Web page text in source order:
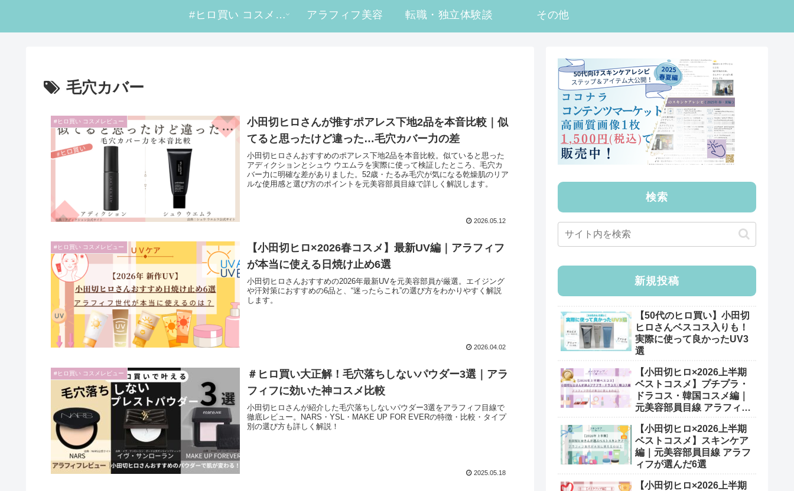
#ヒロ買い コスメレビュー アラフィフ美容 転職・独立体験談 その他
毛穴カバー
#ヒロ買い コスメレビュー
小田切ヒロさんが推すポアレス下地2品を本音比較｜似
てると思ったけど違った…毛穴カバー力の差
小田切ヒロさんおすすめのポアレス下地2品を本音比較。似ていると思った
アディクションとシュウ ウエムラを実際に使って検証したところ、毛穴カ
バー力に明確な差がありました。52歳・たるみ毛穴が気になる乾燥肌のリア
ルな使用感と選び方のポイントを元美容部員目線で詳しく解説します。
2026.05.12
#ヒロ買い コスメレビュー
【小田切ヒロ×2026春コスメ】最新UV編｜アラフィフ
が本当に使える日焼け止め6選
小田切ヒロさんおすすめの2026年最新UVを元美容部員が厳選。エイジング
や汗対策におすすめの6品と、“迷ったらこれ”の選び方をわかりやすく解説
します。
2026.04.02
#ヒロ買い コスメレビュー
＃ヒロ買い大正解！毛穴落ちしないパウダー3選｜アラ
フィフに効いた神コスメ比較
小田切ヒロさんが紹介した毛穴落ちしないパウダー3選をアラフィフ目線で
徹底レビュー。NARS・YSL・MAKE UP FOR EVERの特徴・比較・タイプ
別の選び方も詳しく解説！
2025.05.18
検索
新規投稿
【50代のヒロ買い】小田切
ヒロさんベスコス入りも！
実際に使って良かったUV3
選
【小田切ヒロ×2026上半期
ベストコスメ】プチプラ・
ドラコス・韓国コスメ編｜
元美容部員目線 アラフィフ
【小田切ヒロ×2026上半期
ベストコスメ】スキンケア
編｜元美容部員目線 アラフ
ィフが選んだ6選
【小田切ヒロ×2026上半期